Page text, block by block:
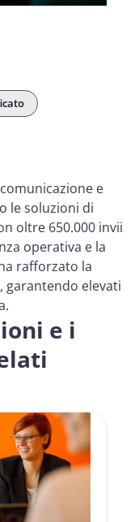
e
le soluzioni di
oltre 650.000 invii
operativa e la
rafforzato la
garantendo elevati
e i